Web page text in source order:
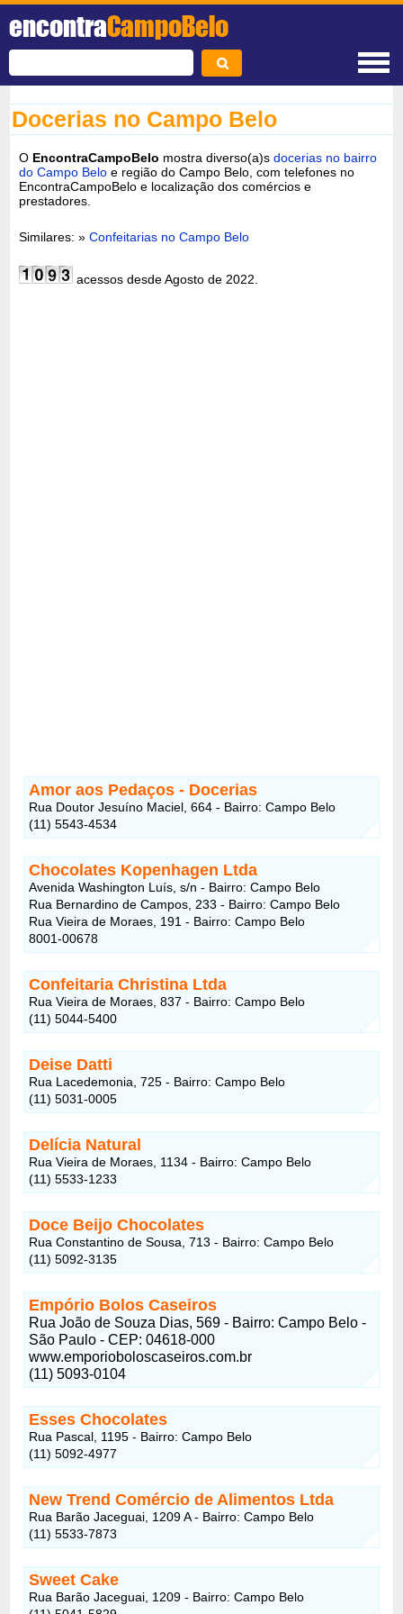
encontraCampoBelo
Docerias no Campo Belo
O EncontraCampoBelo mostra diverso(a)sdocerias no bairro
do Campo Belo e região do Campo Belo, com telefones no
EncontraCampoBelo e localização dos comércios e
prestadores.
Similares: »Confeitarias no Campo Belo
acessos desde Agosto de 2022.
Amor aos Pedaços - Docerias
Rua Doutor Jesuíno Maciel, 664 - Bairro: Campo Belo
(11) 5543-4534
Chocolates Kopenhagen Ltda
Avenida Washington Luís, s/n - Bairro: Campo Belo
Rua Bernardino de Campos, 233 - Bairro: Campo Belo
Rua Vieira de Moraes, 191 - Bairro: Campo Belo
8001-00678
Confeitaria Christina Ltda
Rua Vieira de Moraes, 837 - Bairro: Campo Belo
(11) 5044-5400
Deise Datti
Rua Lacedemonia, 725 - Bairro: Campo Belo
(11) 5031-0005
Delícia Natural
Rua Vieira de Moraes, 1134 - Bairro: Campo Belo
(11) 5533-1233
Doce Beijo Chocolates
Rua Constantino de Sousa, 713 - Bairro: Campo Belo
(11) 5092-3135
Empório Bolos Caseiros
Rua João de Souza Dias, 569 - Bairro: Campo Belo -
São Paulo - CEP: 04618-000
www.emporioboloscaseiros.com.br
(11) 5093-0104
Esses Chocolates
Rua Pascal, 1195 - Bairro: Campo Belo
(11) 5092-4977
New Trend Comércio de Alimentos Ltda
Rua Barão Jaceguai, 1209 A - Bairro: Campo Belo
(11) 5533-7873
Sweet Cake
Rua Barão Jaceguai, 1209 - Bairro: Campo Belo